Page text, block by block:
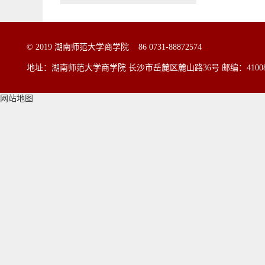
© 2019 湖南师范大学商学院 86 0731-88872574
地址：湖南师范大学商学院 长沙市岳麓区麓山路36号 邮编：
网站地图